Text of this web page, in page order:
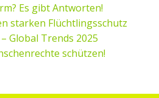
Es gibt Antworten!
starken Flüchtlingsschutz
Global Trends 2025
schützen!